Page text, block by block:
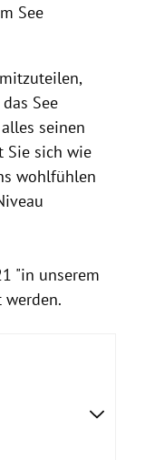
See
See
seinen
Sie sich wie
wohlfühlen
"in unserem
werden.